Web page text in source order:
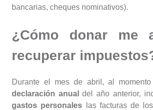
bancarias, cheques nominativos).
¿Cómo donar me
recuperar
Durante el mes de abril, al
declaración anual del año anterior,
gastos personales las facturas de